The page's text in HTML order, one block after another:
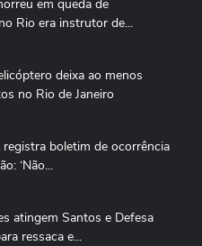
em queda de
Rio era instrutor de...
deixa ao menos
no Rio de Janeiro
boletim de ocorrência
‘Não...
atingem Santos e Defesa
ressaca e...